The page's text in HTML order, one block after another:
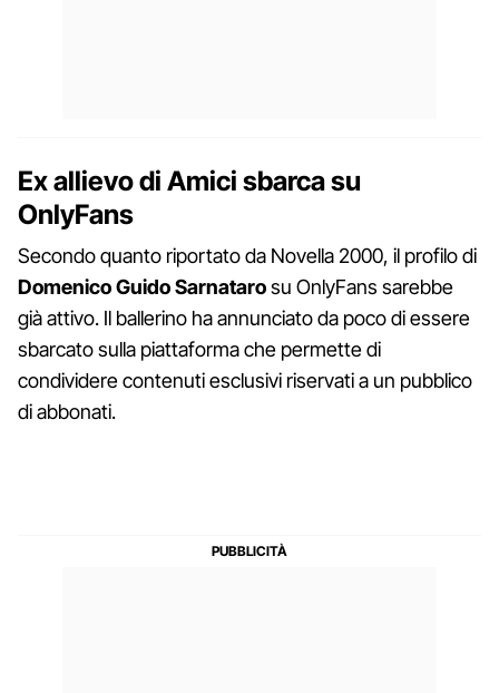
Ex allievo di Amici sbarca su
OnlyFans
Secondo quanto riportato da Novella 2000, il profilo di
Domenico Guido Sarnatarosu OnlyFans sarebbe
già attivo. Il ballerino ha annunciato da poco di essere
sbarcato sulla piattaforma che permette di
condividere contenuti esclusivi riservati a un pubblico
di abbonati.